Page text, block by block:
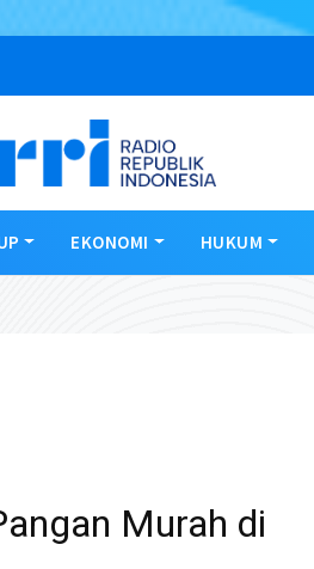
EKONOMI HUKUM
Murah di